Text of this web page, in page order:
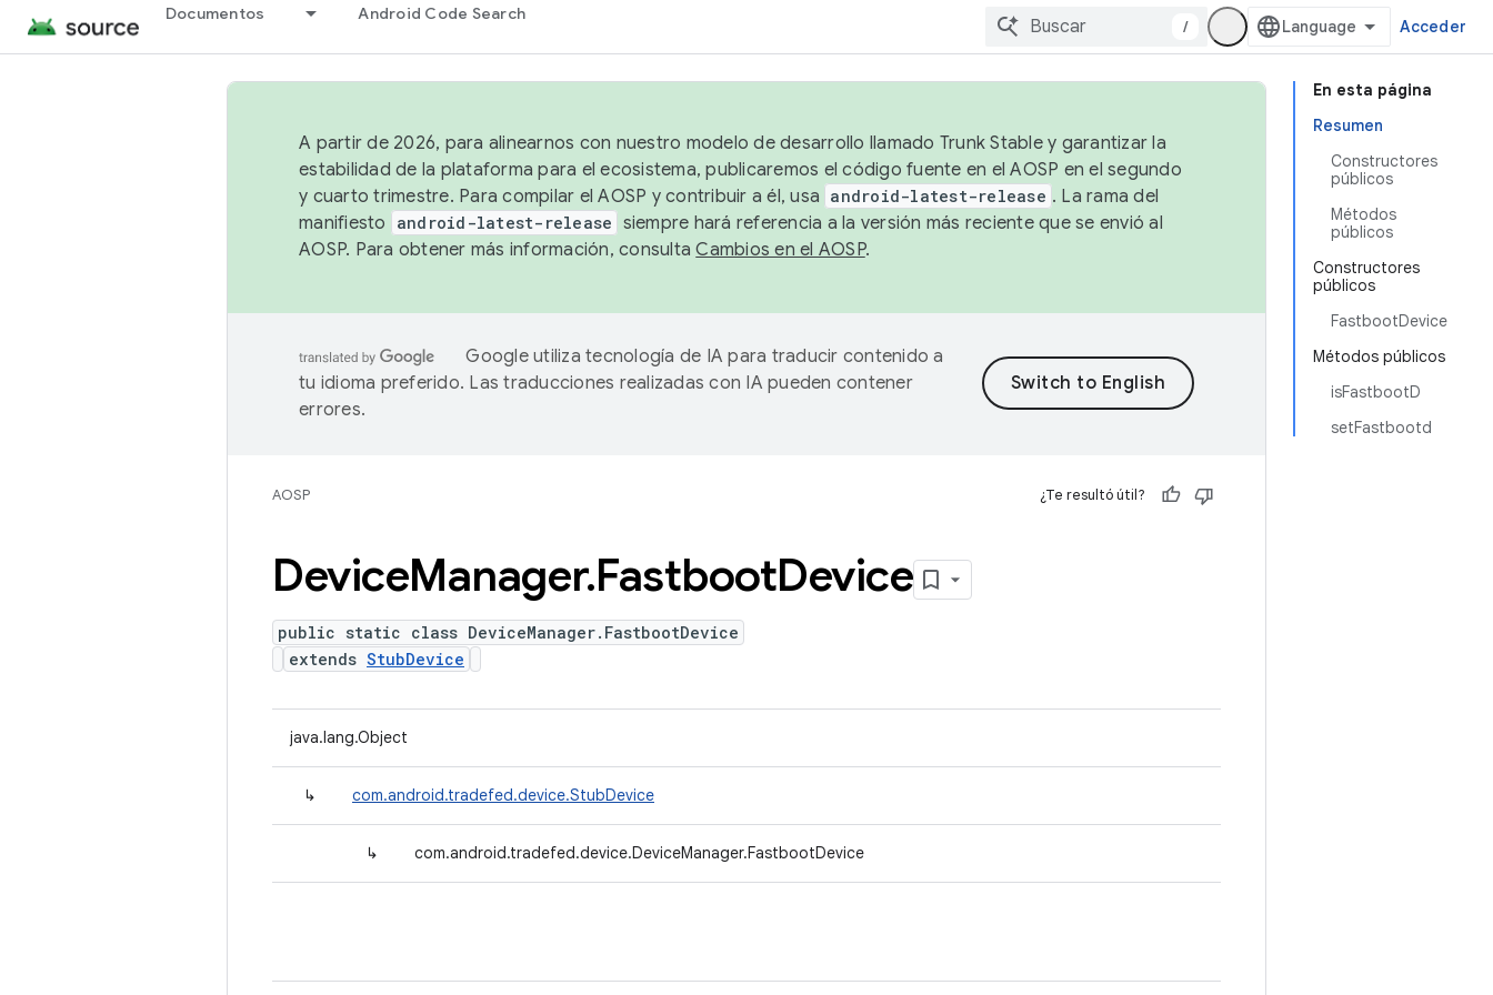
Documentos Android Code Search
/ Acceder
En esta página
Resumen
Constructores
públicos
Métodos
públicos
Constructores
públicos
FastbootDevice
Métodos públicos
isFastbootD
setFastbootd
A partir de 2026, para alinearnos con nuestro modelo de desarrollo llamado Trunk Stable y garantizar la
estabilidad de la plataforma para el ecosistema, publicaremos el código fuente en el AOSP en el segundo
y cuarto trimestre. Para compilar el AOSP y contribuir a él, usa android-latest-release . La rama del
manifiesto
android-latest-release siempre hará referencia a la versión más reciente que se envió al
AOSP. Para obtener más información, consultaCambios en el AOSP.
Google utiliza tecnología de IA para traducir contenido a
tu idioma preferido. Las traducciones realizadas con IA pueden contener
errores.
AOSP ¿Te resultó útil?
DeviceManager.FastbootDevice
public static class DeviceManager.FastbootDevice
extends StubDevice
java.lang.Object
↳ com.android.tradefed.device.StubDevice
↳ com.android.tradefed.device.DeviceManager.FastbootDevice